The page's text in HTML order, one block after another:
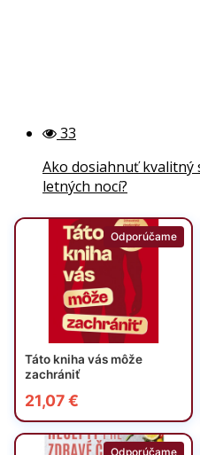
33
Ako dosiahnuť kvalitný
letných nocí?